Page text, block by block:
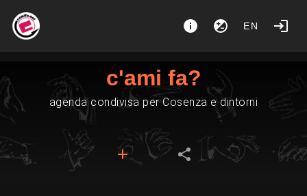
EN
c'ami fa?
agenda condivisa per Cosenza e dintorni